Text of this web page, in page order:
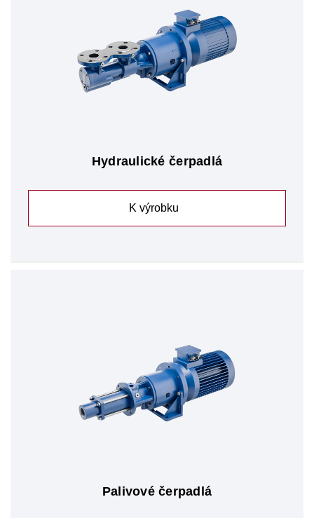
Hydraulické čerpadlá
K výrobku
Palivové čerpadlá